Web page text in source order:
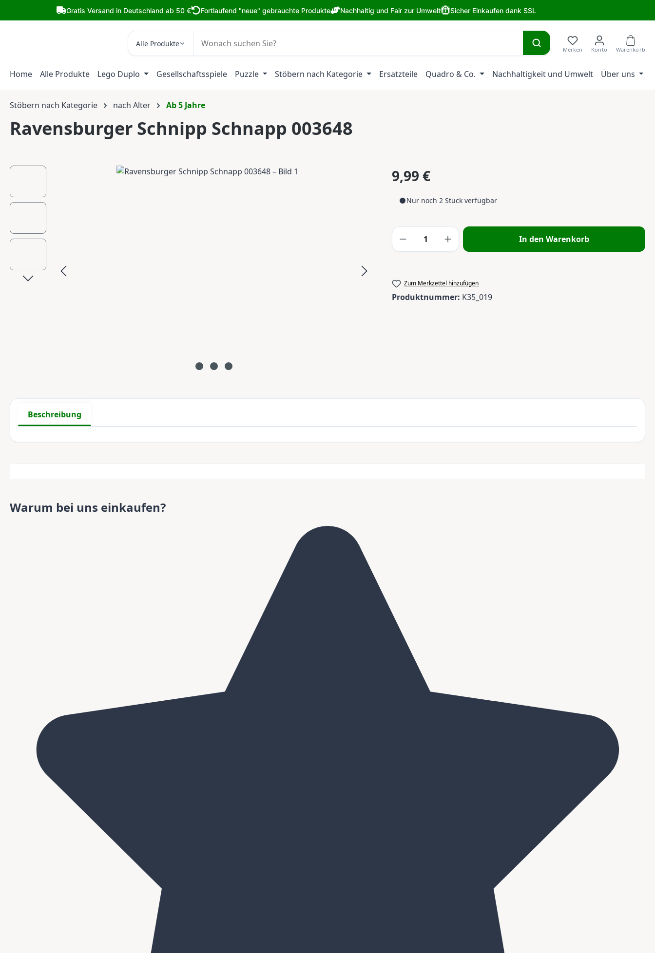
Hauptinhalt springen
Zur Suche springen
Zur Hauptnavigation springen
Gratis Versand in Deutschland ab 50 € Fortlaufend "neue" gebrauchte Produkte Nachhaltig und Fair zur Umwelt Sicher Einkaufen dank SSL
Alle Produkte
Home Alle Produkte Lego Duplo Gesellschaftsspiele Puzzle Stöbern nach Kategorie Ersatzteile Quadro & Co. Nachhaltigkeit und Umwelt Über uns
Stöbern nach Kategorie nach Alter Ab 5 Jahre
Ravensburger Schnipp Schnapp 003648
Bildergalerie überspringen Regulärer Preis:
9,99 €
Nur noch 2 Stück verfügbar
Produkt Anzahl: Gib den gewünschten Wert
In den Warenkorb
Zum Merkzettel hinzufügen
Produktnummer: K35_019
Beschreibung
Warum bei uns einkaufen?